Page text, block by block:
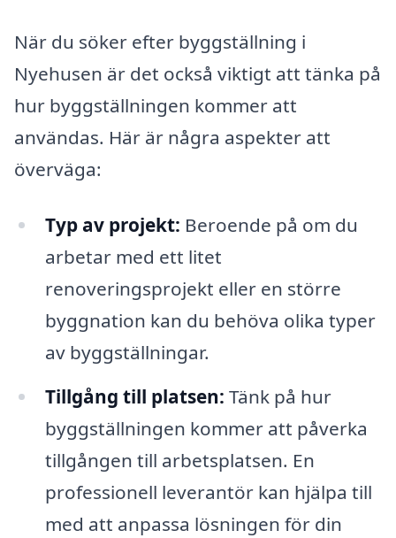
När du söker efter byggställning i
Nyehusen är det också viktigt att tänka på
hur byggställningen kommer att
användas. Här är några aspekter att
överväga:
Typ av projekt: Beroende på om du
arbetar med ett litet
renoveringsprojekt eller en större
byggnation kan du behöva olika typer
av byggställningar.
Tillgång till platsen: Tänk på hur
byggställningen kommer att påverka
tillgången till arbetsplatsen. En
professionell leverantör kan hjälpa till
med att anpassa lösningen för din